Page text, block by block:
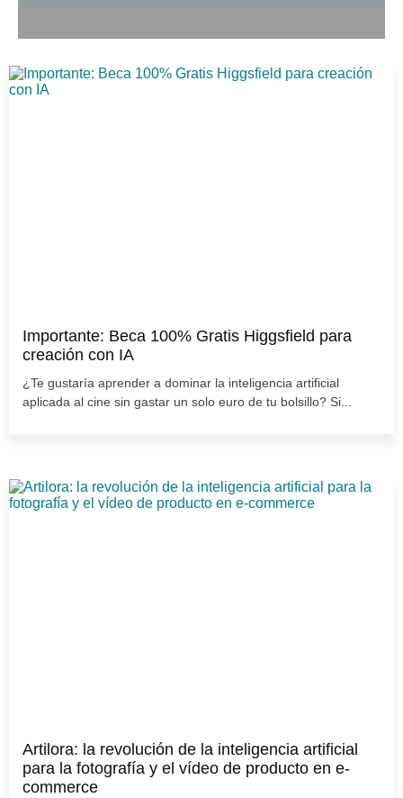
Importante: Beca 100% Gratis Higgsfield para
creación con IA
¿Te gustaría aprender a dominar la inteligencia artificial
aplicada al cine sin gastar un solo euro de tu bolsillo? Si...
Artilora: la revolución de la inteligencia artificial
para la fotografía y el vídeo de producto en e-
commerce